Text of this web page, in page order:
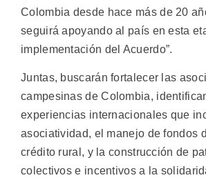
Colombia desde hace más de 20
seguirá apoyando al país en esta
implementación del Acuerdo”.
Juntas, buscarán fortalecer las
campesinas de Colombia,
experiencias internacionales que
asociatividad, el manejo de fondos
crédito rural, y la construcción de
colectivos e incentivos a la